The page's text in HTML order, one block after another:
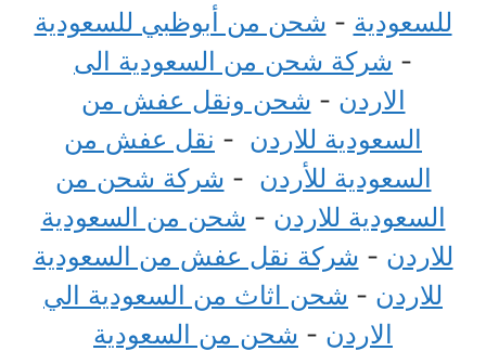
للسعودية - شحن من أبوظبي للسعودية
- شركة شحن من السعودية الى
الاردن - شحن ونقل عفش من
السعودية للاردن - نقل عفش من
السعودية للأردن - شركة شحن من
السعودية للاردن - شحن من السعودية
للاردن - شركة نقل عفش من السعودية
للاردن - شحن اثاث من السعودية الي
الاردن - شحن من السعودية